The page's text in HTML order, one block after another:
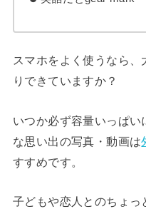
スマホをよく使うなら
りできていますか？
いつか必ず容量いっぱ
な思い出の写真・動画は
すすめです。
子どもや恋人とのちょっ